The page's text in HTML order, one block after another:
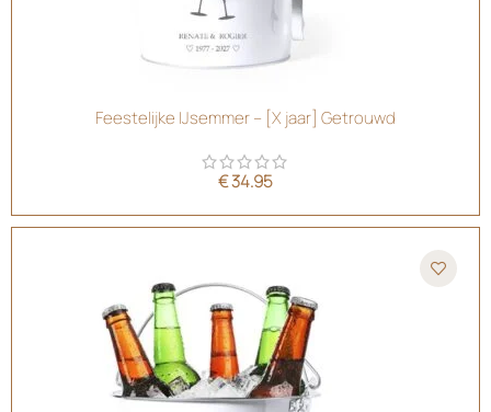
Feestelijke IJsemmer – [X jaar] Getrouwd
€34.95